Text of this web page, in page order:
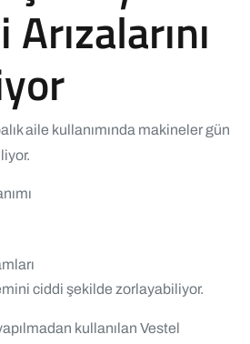
aile kullanımında makineler gün
ciddi şekilde zorlayabiliyor.
kullanılan Vestel